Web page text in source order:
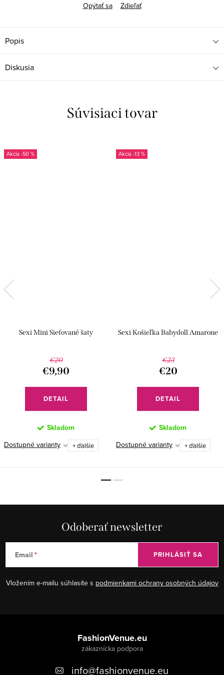
Opýtať sa
Zdieľať
Popis
Diskusia
Súvisiaci tovar
-50 %
Sexi Mini Sieťované šaty
€20
€9,90
DETAIL
Skladom
Dostupné varianty
+ ďalšie
-13 %
Sexi Košieľka Babydoll Amarone
€23
€20
DETAIL
Skladom
Dostupné varianty
+ ďalšie
Odoberať newsletter
Email
Vložením e-mailu súhlasíte s podmienkami ochrany osobných údajov
PRIHLÁSIŤ SA
FashionVenue.eu
info@fashionvenue.eu